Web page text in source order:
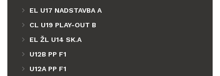
EL U17 NADSTAVBA A
CL U19 PLAY-OUT B
EL ŽL U14 SK.A
U12B PP F1
U12A PP F1